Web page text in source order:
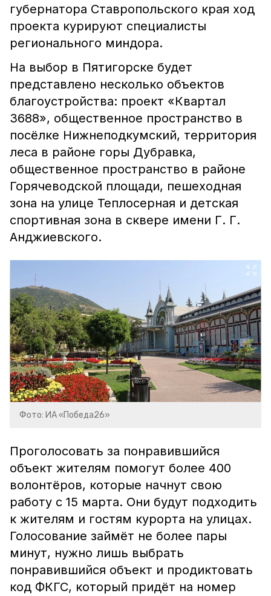
губернатора Ставропольского края ход
проекта курируют специалисты
регионального миндора.
На выбор в Пятигорске будет
представлено несколько объектов
благоустройства: проект «Квартал
3688», общественное пространство в
посёлке Нижнеподкумский, территория
леса в районе горы Дубравка,
общественное пространство в районе
Горячеводской площади, пешеходная
зона на улице Теплосерная и детская
спортивная зона в сквере имени Г. Г.
Анджиевского.
Фото: ИА «Победа26»
Проголосовать за понравившийся
объект жителям помогут более 400
волонтёров, которые начнут свою
работу с 15 марта. Они будут подходить
к жителям и гостям курорта на улицах.
Голосование займёт не более пары
минут, нужно лишь выбрать
понравившийся объект и продиктовать
код ФКГС, который придёт на номер